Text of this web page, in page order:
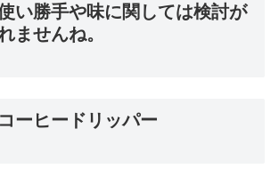
い勝手や味に関しては検討が
ませんね。
ーヒードリッパー